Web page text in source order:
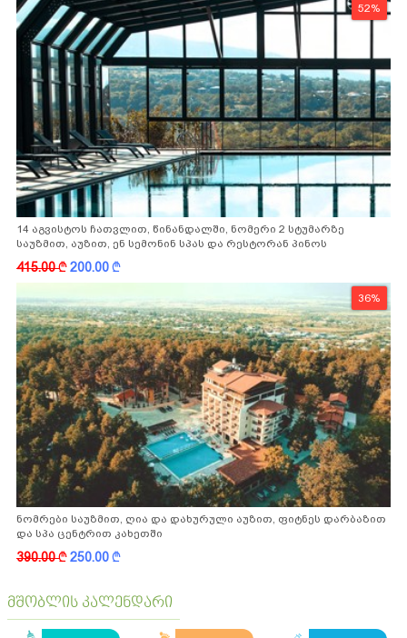
52%
14 აგვისტოს ჩათვლით, წინანდალში, ნომერი 2 სტუმარზე
საუზმით, აუზით, ენ სემონინ სპას და რესტორან პინოს
ფასდაკლებით
415.00k200.00k
36%
ნომრები საუზმით, ღია და დახურული აუზით, ფიტნეს დარბაზით
და სპა ცენტრით კახეთში
390.00k250.00k
მშობლის კალენდარი